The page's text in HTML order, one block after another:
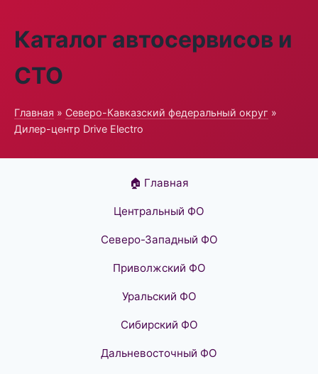
Каталог автосервисов и
СТО
Главная » Северо-Кавказский федеральный округ »
Дилер-центр Drive Electro
🏠 Главная
Центральный ФО
Северо-Западный ФО
Приволжский ФО
Уральский ФО
Сибирский ФО
Дальневосточный ФО